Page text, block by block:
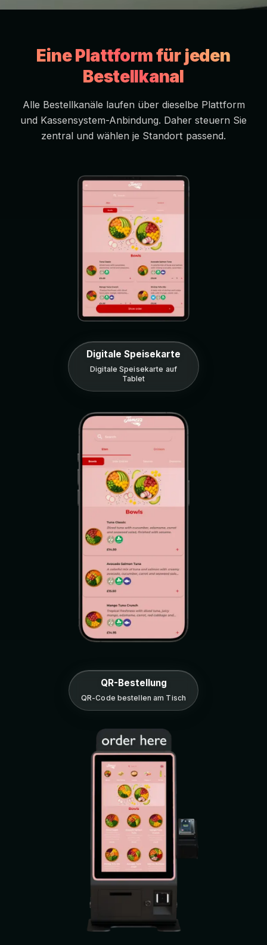
Eine Plattform für jeden
Bestellkanal
Alle Bestellkanäle laufen über dieselbe Plattform
und Kassensystem-Anbindung. Daher steuern Sie
zentral und wählen je Standort passend.
Digitale Speisekarte
Digitale Speisekarte auf
Tablet
QR-Bestellung
QR-Code bestellen am Tisch